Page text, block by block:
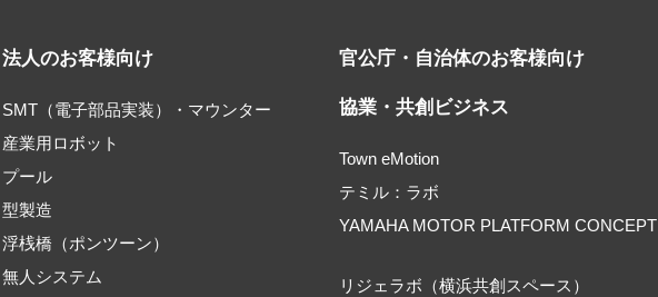
法人のお客様向け
SMT（電子部品実装）・マウンター
産業用ロボット
プール
型製造
浮桟橋（ポンツーン）
無人システム
官公庁・自治体のお客様向け
協業・共創ビジネス
Town eMotion
テミル：ラボ
YAMAHA MOTOR PLATFORM CONCEPT
リジェラボ（横浜共創スペース）